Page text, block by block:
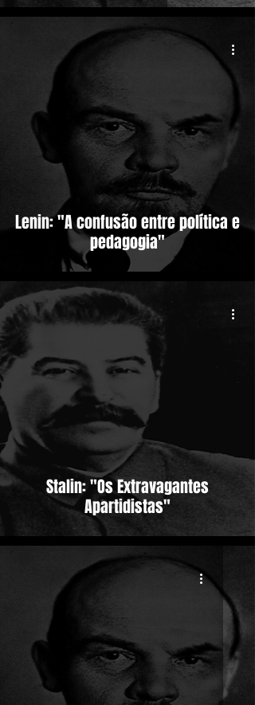
Lenin: "A confusão entre política e
pedagogia"
Stalin: "Os Extravagantes
Apartidistas"